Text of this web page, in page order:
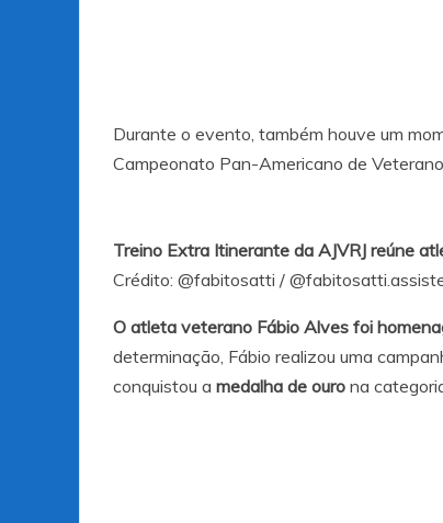
Durante o evento, também houve um
Campeonato Pan-Americano de
Treino Extra Itinerante da AJVRJ reúne
Crédito: @fabitosatti /
O atleta veterano Fábio Alves foi
determinação, Fábio realizou uma
conquistou a medalha de ouro na